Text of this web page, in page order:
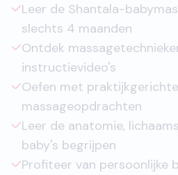
Leer de Shantala-
slechts 4 maanden
Ontdek
instructievideo's
Oefen met praktijkgerichte
massageopdrachten
Leer de anatomie,
baby's begrijpen
Profiteer van persoonlijke